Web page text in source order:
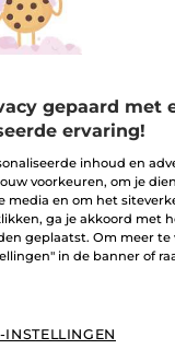
gepaard met
ervaring!
inhoud en
voorkeuren, om je
media en om het
ga je akkoord met
geplaatst. Om meer te
in de banner of